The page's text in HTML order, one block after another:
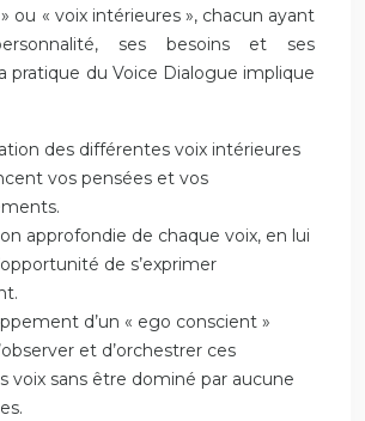
ou « voix intérieures », chacun ayant
ses besoins et ses
pratique du Voice Dialogue implique
des différentes voix intérieures
vos pensées et vos
approfondie de chaque voix, en lui
de s’exprimer
d’un « ego conscient »
et d’orchestrer ces
voix sans être dominé par aucune